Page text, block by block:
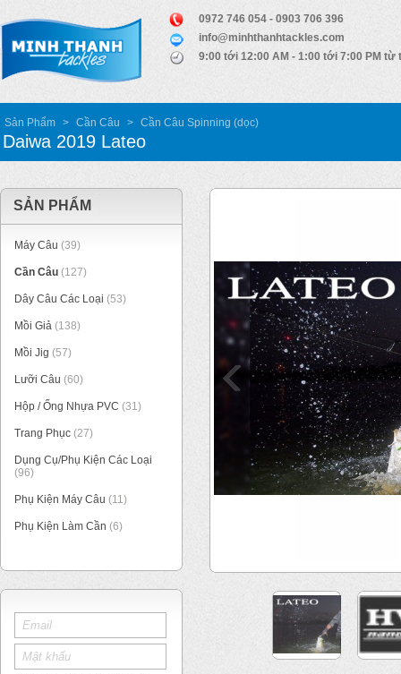
0972 746 054 - 0903 706 396
info@minhthanhtackles.com
9:00 tới 12:00 AM - 1:00 tới 7:00 PM từ
Sản Phẩm > Cần Câu > Cần Câu Spinning (dọc)
Daiwa 2019 Lateo
SẢN PHẨM
Máy Câu (39)
Cần Câu (127)
Dây Câu Các Loại (53)
Mồi Giả (138)
Mồi Jig (57)
Lưỡi Câu (60)
Hộp / Ống Nhựa PVC (31)
Trang Phục (27)
Dụng Cụ/Phụ Kiện Các Loại
(96)
Phụ Kiện Máy Câu (11)
Phụ Kiện Làm Cần (6)